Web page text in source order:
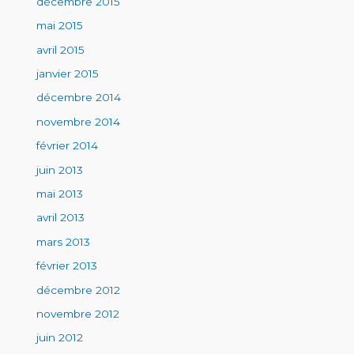
mai 2015
avril 2015
janvier 2015
décembre 2014
novembre 2014
février 2014
juin 2013
mai 2013
avril 2013
mars 2013
février 2013
décembre 2012
novembre 2012
juin 2012